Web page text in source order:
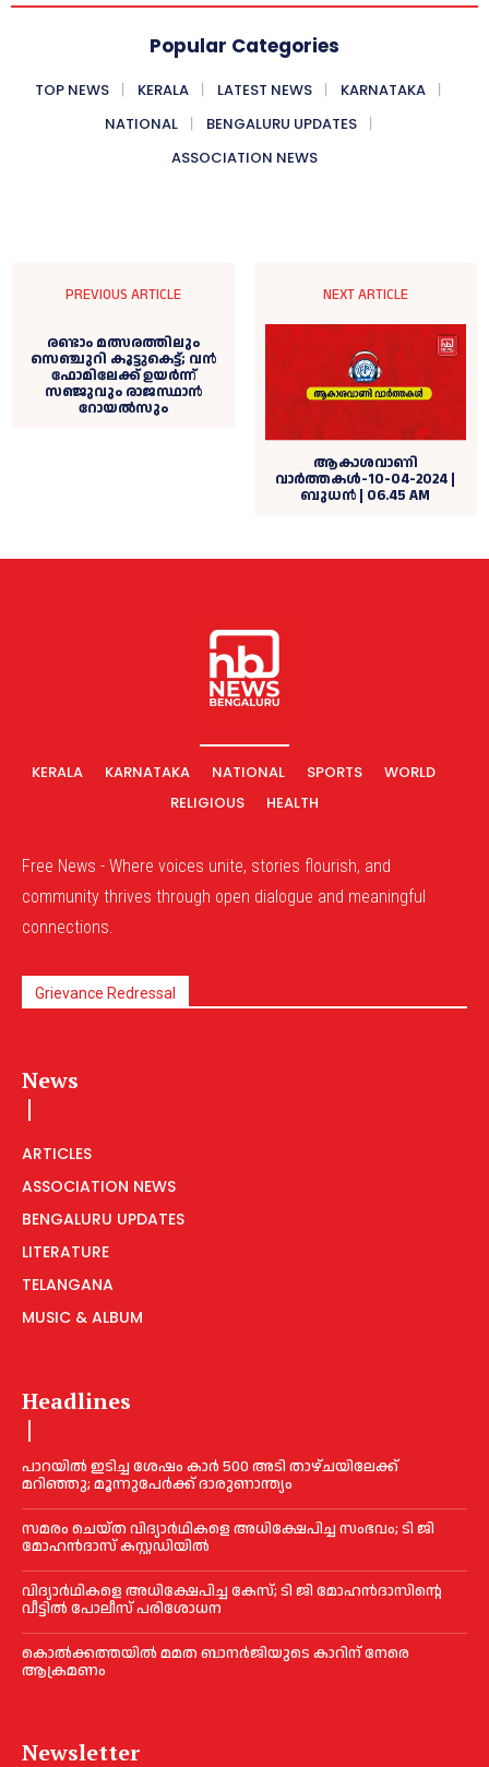
Popular Categories
TOP NEWS KERALA LATEST NEWS
KARNATAKA
NATIONAL
BENGALURU UPDATES
ASSOCIATION NEWS
PREVIOUS ARTICLE
രണ്ടാം മത്സരത്തിലും
സെഞ്ചുറി കൂട്ടുകെട്ട്; വൻ
ഫോമിലേക്ക് ഉയർന്ന്
സഞ്ജുവും രാജസ്ഥാൻ
റോയൽസും
NEXT ARTICLE
ആകാശവാണി
വാര്‍ത്തകള്‍-10-04-2024 |
ബുധന്‍ | 06.45 AM
KERALA KARNATAKA NATIONAL SPORTS
WORLD
RELIGIOUS
HEALTH
Free News - Where voices unite, stories flourish, and
community thrives through open dialogue and meaningful
connections.
Grievance Redressal
News
ARTICLES
ASSOCIATION NEWS
BENGALURU UPDATES
LITERATURE
TELANGANA
MUSIC & ALBUM
Headlines
പാറയിൽ ഇടിച്ച ശേഷം കാർ 500 അടി താഴ്ചയിലേക്ക്
മറിഞ്ഞു; മൂന്നുപേർക്ക് ദാരുണാന്ത്യം
സമരം ചെയ്ത വിദ്യാര്‍ഥികളെ അധിക്ഷേപിച്ച സംഭവം; ടി ജി
മോഹന്‍ദാസ് കസ്റ്റഡിയിൽ
വിദ്യാര്‍ഥികളെ അധിക്ഷേപിച്ച കേസ്; ടി ജി മോഹന്‍ദാസിന്റെ
വീട്ടില്‍ പോലീസ് പരിശോധന
കൊല്‍ക്കത്തയില്‍ മമത ബാനര്‍ജിയുടെ കാറിന് നേരെ
ആക്രമണം
Newsletter